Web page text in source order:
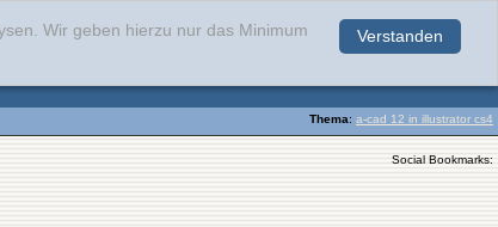
Verstanden
Wir geben hierzu nur das Minimum
Thema: a-cad 12 in illustrator cs4
Social Bookmarks: